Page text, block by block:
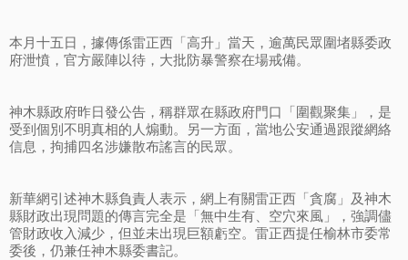
本月十五日，據傳係雷正西「高升」當天，逾萬民眾圍堵縣委政
府泄憤，官方嚴陣以待，大批防暴警察在場戒備。
神木縣政府昨日發公告，稱群眾在縣政府門口「圍觀聚集」，是
受到個別不明真相的人煽動。另一方面，當地公安通過跟蹤網絡
信息，拘捕四名涉嫌散布謠言的民眾。
新華網引述神木縣負責人表示，網上有關雷正西「貪腐」及神木
縣財政出現問題的傳言完全是「無中生有、空穴來風」，強調儘
管財政收入減少，但並未出現巨額虧空。雷正西提任榆林市委常
委後，仍兼任神木縣委書記。